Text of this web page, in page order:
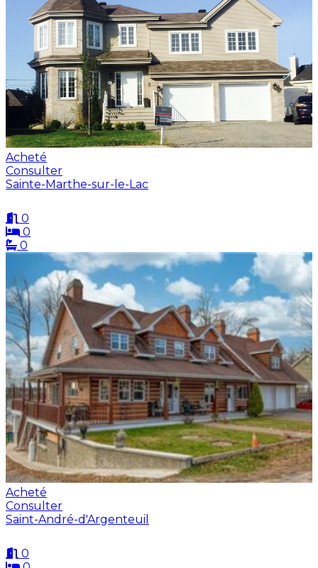
Acheté
Consulter
Sainte-Marthe-sur-le-Lac
0
0
0
Acheté
Consulter
Saint-André-d'Argenteuil
0